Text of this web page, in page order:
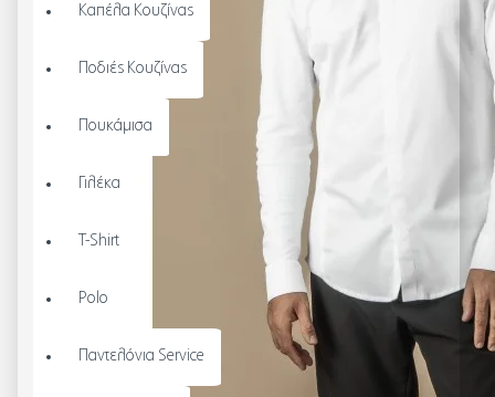
Καπέλα Κουζίνας
Ποδιές Κουζίνας
Πουκάμισα
Γιλέκα
T-Shirt
Polo
Παντελόνια Service